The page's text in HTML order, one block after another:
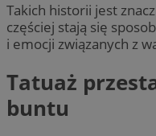
Takich historii jest
częściej stają się
i emocji związanych z
Tatuaż
buntu